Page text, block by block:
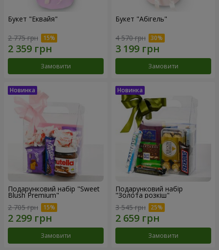
Букет "Еквайя"
2 775 грн
Замовити
Букет "Абігель"
4 570 грн
Замовити
Подарунковий набір "Sweet
Blush Premium"
2 705 грн
Замовити
Подарунковий набір
"Золота розкіш"
3 545 грн
Замовити